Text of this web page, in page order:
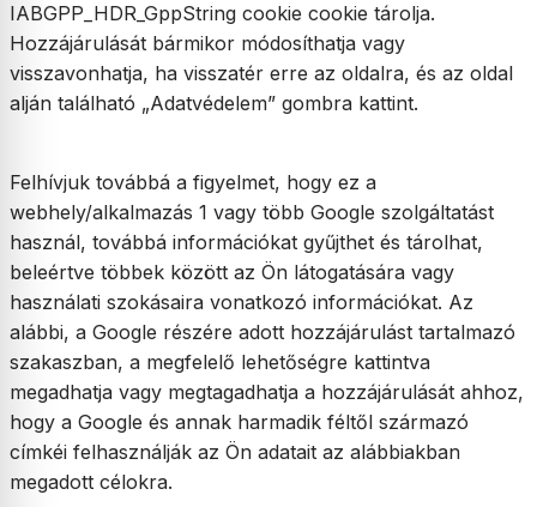
IABGPP_HDR_GppString cookie cookie tárolja.
Hozzájárulását bármikor módosíthatja vagy
visszavonhatja, ha visszatér erre az oldalra, és az oldal
alján található „Adatvédelem” gombra kattint.
Felhívjuk továbbá a figyelmet, hogy ez a
webhely/alkalmazás 1 vagy több Google szolgáltatást
használ, továbbá információkat gyűjthet és tárolhat,
beleértve többek között az Ön látogatására vagy
használati szokásaira vonatkozó információkat. Az
alábbi, a Google részére adott hozzájárulást tartalmazó
szakaszban, a megfelelő lehetőségre kattintva
megadhatja vagy megtagadhatja a hozzájárulását ahhoz,
hogy a Google és annak harmadik féltől származó
címkéi felhasználják az Ön adatait az alábbiakban
megadott célokra.